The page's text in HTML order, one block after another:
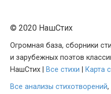
© 2020 НашСтих
Огромная база, сборники
и зарубежных поэтов
НашСтих |
Все стихи Карта
Все анализы стихотворений,